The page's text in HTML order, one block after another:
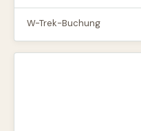
W-Trek-Buchung